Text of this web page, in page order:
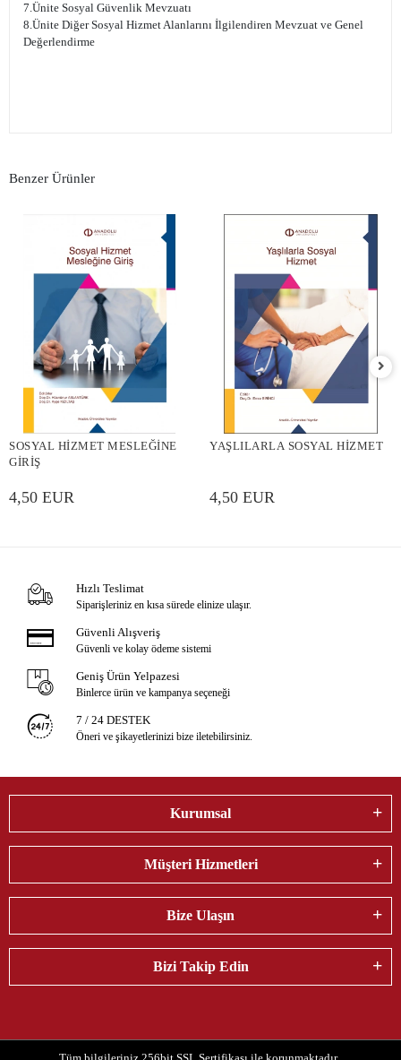
7.Ünite Sosyal Güvenlik Mevzuatı
8.Ünite Diğer Sosyal Hizmet Alanlarını İlgilendiren Mevzuat ve Genel
Değerlendirme
Benzer Ürünler
SOSYAL HİZMET MESLEĞİNE
GİRİŞ
4,50 EUR
YAŞLILARLA SOSYAL HİZMET
4,50 EUR
Hızlı Teslimat
Siparişleriniz en kısa sürede elinize ulaşır.
Güvenli Alışveriş
Güvenli ve kolay ödeme sistemi
Geniş Ürün Yelpazesi
Binlerce ürün ve kampanya seçeneği
7 / 24 DESTEK
Öneri ve şikayetlerinizi bize iletebilirsiniz.
Kurumsal
Müşteri Hizmetleri
Bize Ulaşın
Bizi Takip Edin